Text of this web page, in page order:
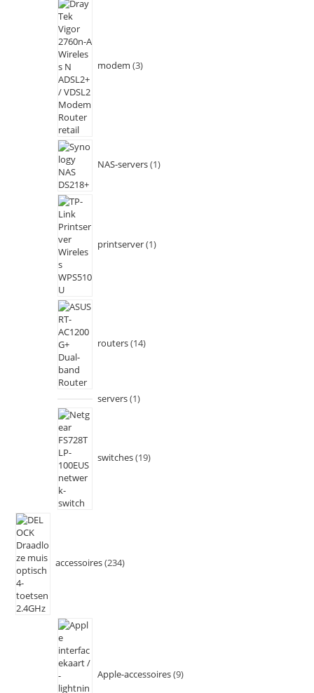
modem 3
NAS-servers 1
printserver 1
routers 14
servers 1
switches 19
accessoires 234
Apple-accessoires 9